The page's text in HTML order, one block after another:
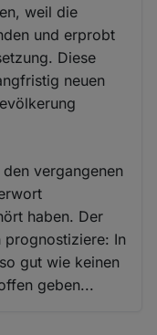
weil die
und erprobt
Diese
neuen
vergangenen
haben. Der
prognostiziere: In
gut wie keinen
geben...